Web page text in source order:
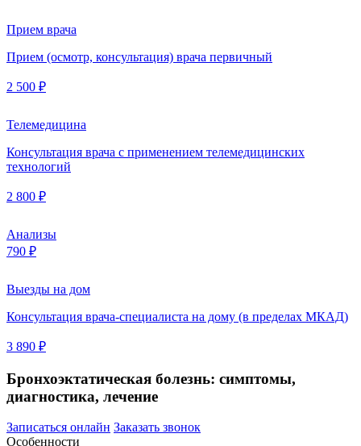
Прием врача
Прием (осмотр, консультация) врача первичный
2 500 ₽
Телемедицина
Консультация врача с применением телемедицинских
технологий
2 800 ₽
Анализы
790 ₽
Выезды на дом
Консультация врача-специалиста на дому (в пределах МКАД)
3 890 ₽
Бронхоэктатическая болезнь: симптомы,
диагностика, лечение
Записаться онлайн Заказать звонок
Особенности